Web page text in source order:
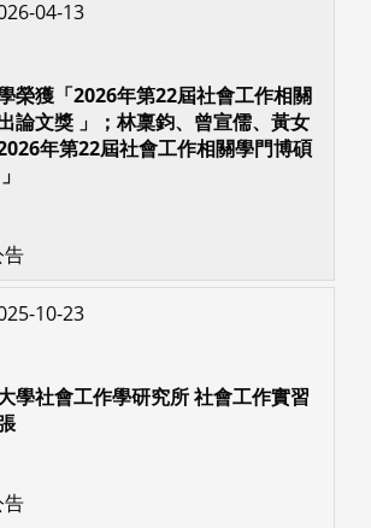
04-13
榮獲「2026年第22屆社會工作相關
論文獎 」；林稟鈞、曾宣儒、黃女
年第22屆社會工作相關學門博碩
告
10-23
學社會工作學研究所 社會工作實習
告